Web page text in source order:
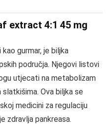
extract 4:1 45 mg
gurmar, je biljka
područja. Njegovi listovi
utjecati na metabolizam
Ova biljka se
medicini za regulaciju
zdravlja pankreasa.